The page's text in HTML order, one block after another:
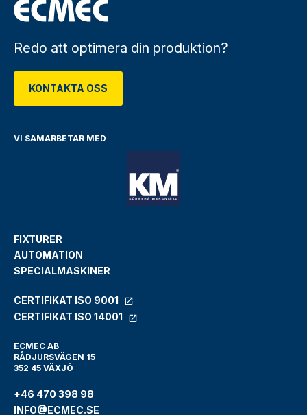
Redo att optimera din produktion?
KONTAKTA OSS
VI SAMARBETAR MED
FIXTURER
AUTOMATION
SPECIALMASKINER
CERTIFIKAT ISO 9001
CERTIFIKAT ISO 14001
ECMEC AB
RÅDJURSVÄGEN 15
352 45 VÄXJÖ
+46 470 398 98
INFO@ECMEC.SE